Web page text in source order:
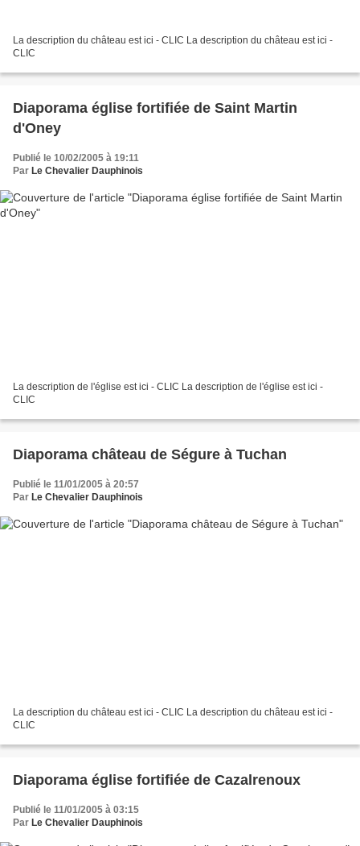
La description du château est ici - CLIC La description du château est ici -
CLIC
Diaporama église fortifiée de Saint Martin
d'Oney
Publié le 10/02/2005 à 19:11
Par Le Chevalier Dauphinois
La description de l'église est ici - CLIC La description de l'église est ici -
CLIC
Diaporama château de Ségure à Tuchan
Publié le 11/01/2005 à 20:57
Par Le Chevalier Dauphinois
La description du château est ici - CLIC La description du château est ici -
CLIC
Diaporama église fortifiée de Cazalrenoux
Publié le 11/01/2005 à 03:15
Par Le Chevalier Dauphinois